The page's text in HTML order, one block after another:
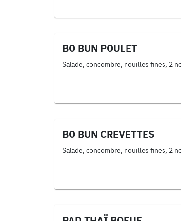
BO BUN POULET
Salade, concombre, nouilles fines, 2
BO BUN CREVETTES
Salade, concombre, nouilles fines, 2